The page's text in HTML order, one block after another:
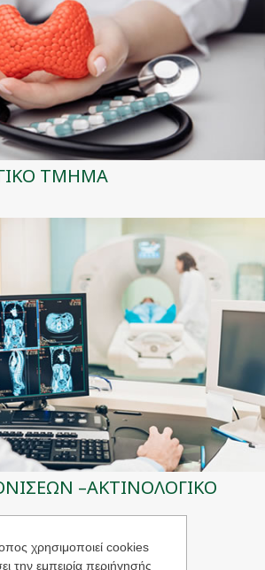
ΤΜΗΜΑ
–ΑΚΤΙΝΟΛΟΓΙΚΟ
χρησιμοποιεί cookies
την εμπειρία περιήγησής